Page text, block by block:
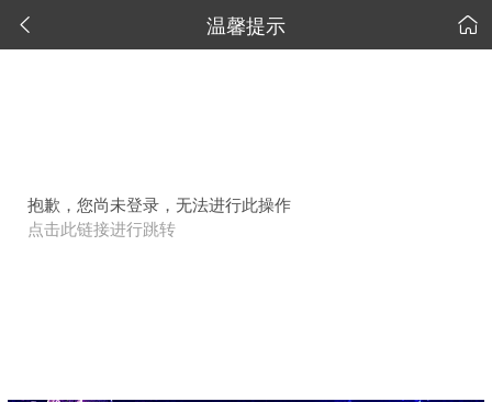
 温馨提示 
抱歉，您尚未登录，无法进行此操作
点击此链接进行跳转